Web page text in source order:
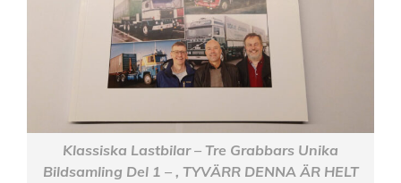
Klassiska Lastbilar – Tre Grabbars Unika
Bildsamling Del 1 – , TYVÄRR DENNA ÄR HELT